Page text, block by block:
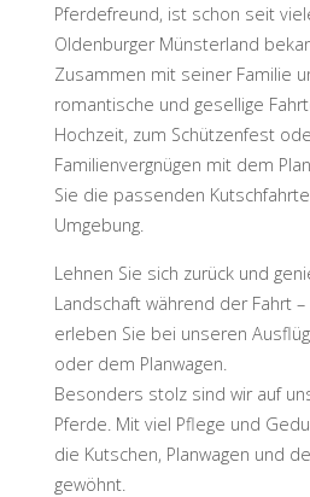
TEI
NRI
E DE
N-
MA
DLA
E.V.
Pferdefreund, ist schon seit
Oldenburger Münsterland
Zusammen mit seiner Familie
romantische und gesellige
Hochzeit, zum Schützenfest
Familienvergnügen mit dem
Sie die passenden
Umgebung.
Lehnen Sie sich zurück und
Landschaft während der Fahrt
erleben Sie bei unseren
oder dem Planwagen.
Besonders stolz sind wir auf
Pferde. Mit viel Pflege und
die Kutschen, Planwagen und
gewöhnt.